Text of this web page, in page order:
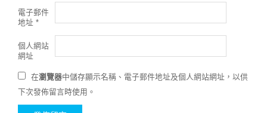
電子郵件
地址 *
個人網站
網址
在瀏覽器中儲存顯示名稱、電子郵件地址及個人網站網址，以供
下次發佈留言時使用。